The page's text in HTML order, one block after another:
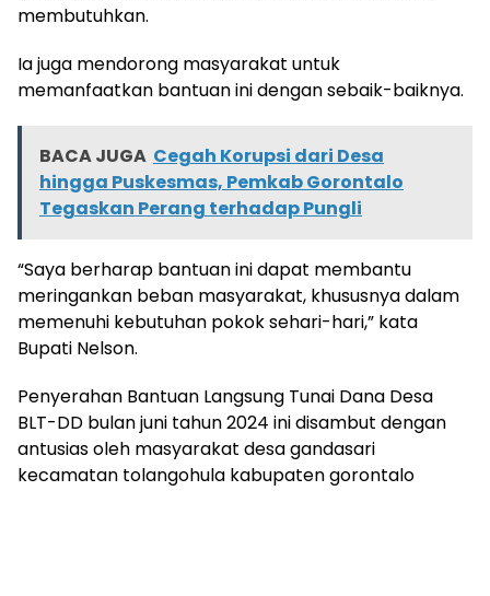
membutuhkan.
Ia juga mendorong masyarakat untuk
memanfaatkan bantuan ini dengan sebaik-baiknya.
BACA JUGA Cegah Korupsi dari Desa
hingga Puskesmas, Pemkab Gorontalo
Tegaskan Perang terhadap Pungli
“Saya berharap bantuan ini dapat membantu
meringankan beban masyarakat, khususnya dalam
memenuhi kebutuhan pokok sehari-hari,” kata
Bupati Nelson.
Penyerahan Bantuan Langsung Tunai Dana Desa
BLT-DD bulan juni tahun 2024 ini disambut dengan
antusias oleh masyarakat desa gandasari
kecamatan tolangohula kabupaten gorontalo